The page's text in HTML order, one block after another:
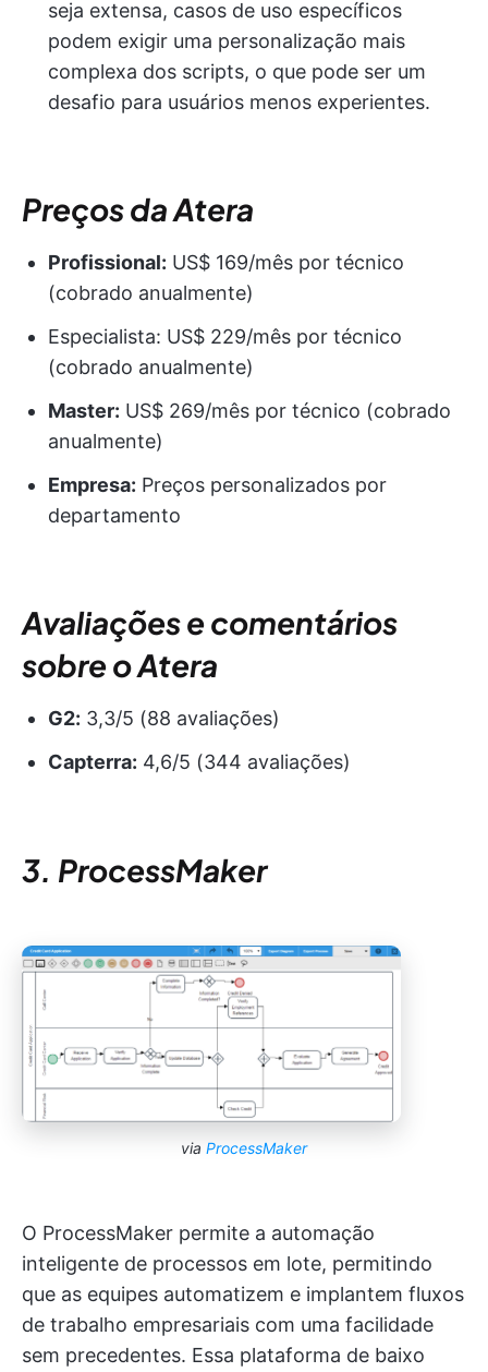
seja extensa, casos de uso específicos
podem exigir uma personalização mais
complexa dos scripts, o que pode ser um
desafio para usuários menos experientes.
Preços da Atera
Profissional: US$ 169/mês por técnico
(cobrado anualmente)
Especialista: US$ 229/mês por técnico
(cobrado anualmente)
Master: US$ 269/mês por técnico (cobrado
anualmente)
Empresa: Preços personalizados por
departamento
Avaliações e comentários
sobre o Atera
G2: 3,3/5 (88 avaliações)
Capterra: 4,6/5 (344 avaliações)
3. ProcessMaker
via ProcessMaker
O ProcessMaker permite a automação
inteligente de processos em lote, permitindo
que as equipes automatizem e implantem fluxos
de trabalho empresariais com uma facilidade
sem precedentes. Essa plataforma de baixo